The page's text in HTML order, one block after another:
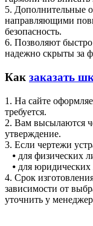
5. Дополнительные
направляющими
безопасность.
6. Позволяют
надежно скрыты за
Как заказать
1. На сайте
требуется.
2. Вам высылаются
утверждение.
3. Если чертежи
⦁ для физических
⦁ для
4. Срок
зависимости от
уточнить у